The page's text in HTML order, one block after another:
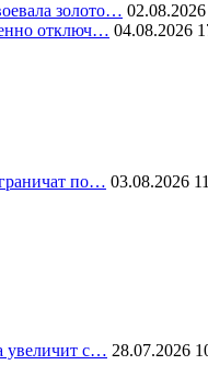
золото…
отключ… 04.08.2026
по… 03.08.2026
увеличит с… 28.07.2026